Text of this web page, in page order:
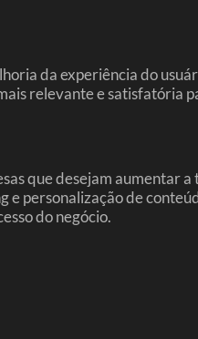
da experiência do
relevante e satisfatória
que desejam aumentar
personalização de
do negócio.